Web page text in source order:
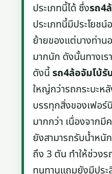
ประเภทนี้ได้ ซึ่งรถ4
ประเภทนี้มีประโยช
ย้ายของแต่บางท่าน
มากนัก ดังนั้นทางเร
ดังนี้รถ4ล้อจัมโบ้รั
ใหญ่กว่ารถกระบะห
บรรทุกสิ่งของเฟอร์
มากกว่า เนื่องจากมี
ยังสามารถรับน้ำหนั
ถึง 3 ตัน ทำให้ช่วง
ทนทานแถมยังมีประ